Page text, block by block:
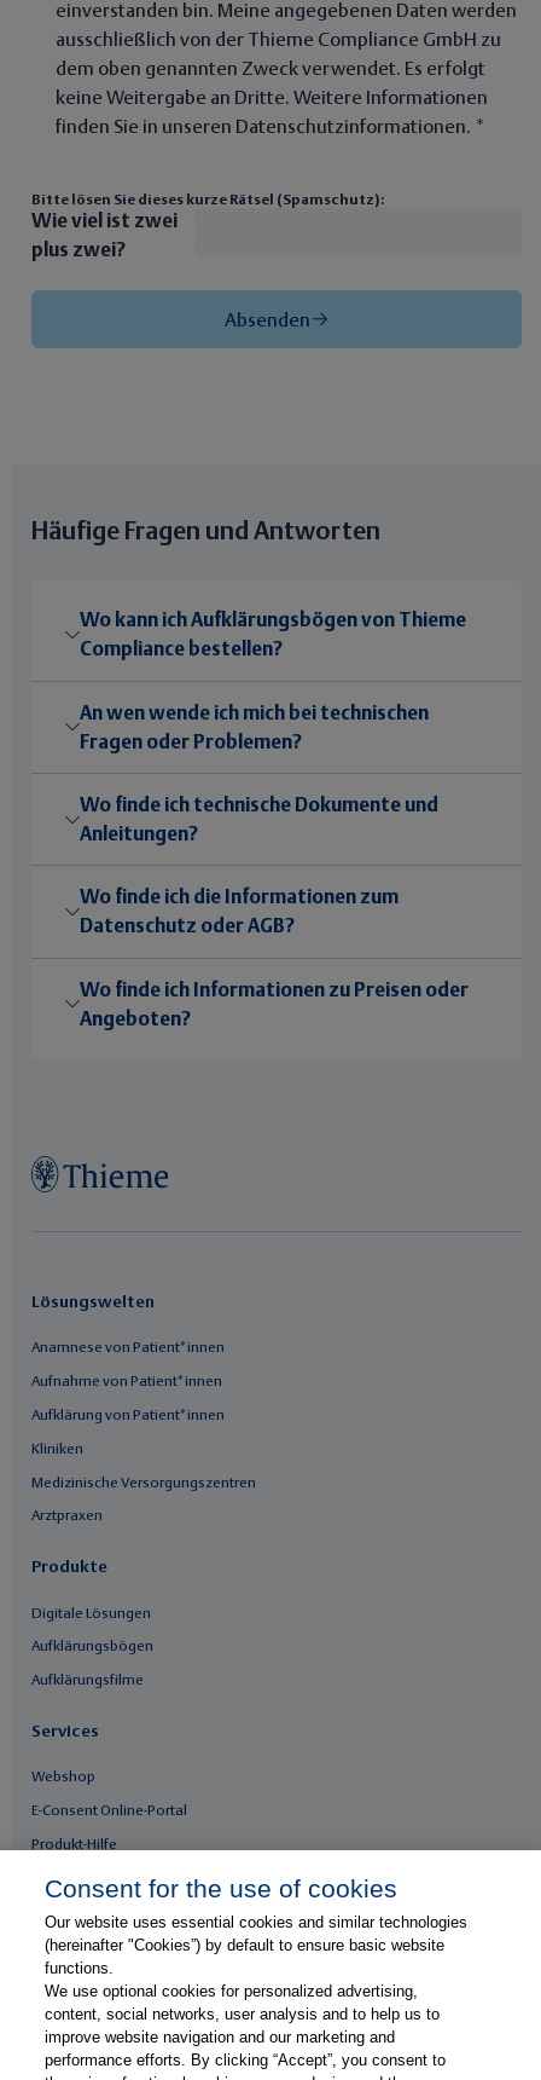
einverstanden bin. Meine angegebenen Daten werden
ausschließlich von der Thieme Compliance GmbH zu
dem oben genannten Zweck verwendet. Es erfolgt
keine Weitergabe an Dritte. Weitere Informationen
finden Sie in unseren Datenschutzinformationen. *
Bitte lösen Sie dieses kurze Rätsel (Spamschutz):
Wie viel ist zwei
plus zwei?
Absenden
Häufige Fragen und Antworten
Wo kann ich Aufklärungsbögen von Thieme
Compliance bestellen?
An wen wende ich mich bei technischen
Fragen oder Problemen?
Wo finde ich technische Dokumente und
Anleitungen?
Wo finde ich die Informationen zum
Datenschutz oder AGB?
Wo finde ich Informationen zu Preisen oder
Angeboten?
Lösungswelten
Anamnese von Patient*innen
Aufnahme von Patient*innen
Aufklärung von Patient*innen
Kliniken
Medizinische Versorgungszentren
Arztpraxen
Produkte
Digitale Lösungen
Aufklärungsbögen
Aufklärungsfilme
Services
Webshop
E-Consent Online-Portal
Produkt-Hilfe
Whitepaper & Infomaterial
Unser Unternehmen
Presse & News
Karriere
Kontakt
Web-Seminare
Consent for the use of cookies
Our website uses essential cookies and similar technologies
(hereinafter "Cookies”) by default to ensure basic website
functions.
We use optional cookies for personalized advertising,
content, social networks, user analysis and to help us to
improve website navigation and our marketing and
performance efforts. By clicking “Accept”, you consent to